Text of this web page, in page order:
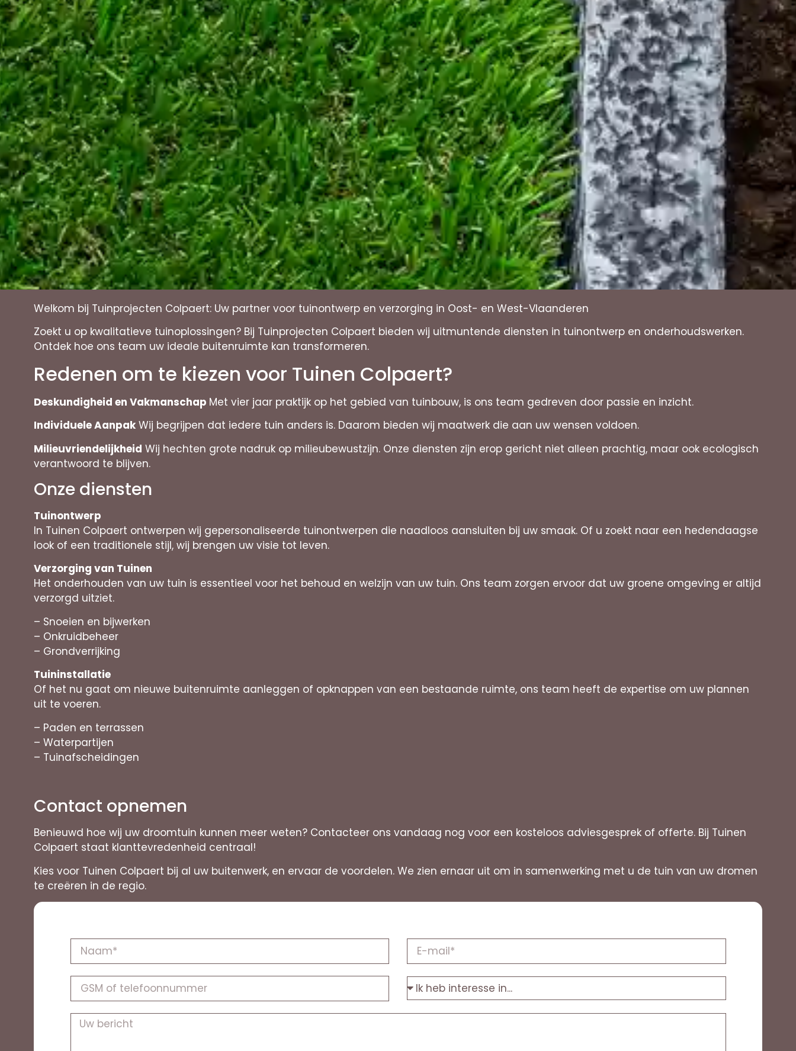
Welkom bij Tuinprojecten Colpaert: Uw partner voor tuinontwerp en verzorging in Oost- en West-Vlaanderen
Zoekt u op kwalitatieve tuinoplossingen? Bij Tuinprojecten Colpaert bieden wij uitmuntende diensten in tuinontwerp en onderhoudswerken.
Ontdek hoe ons team uw ideale buitenruimte kan transformeren.
Redenen om te kiezen voor Tuinen Colpaert?
Deskundigheid en Vakmanschap Met vier jaar praktijk op het gebied van tuinbouw, is ons team gedreven door passie en inzicht.
Individuele Aanpak Wij begrijpen dat iedere tuin anders is. Daarom bieden wij maatwerk die aan uw wensen voldoen.
Milieuvriendelijkheid Wij hechten grote nadruk op milieubewustzijn. Onze diensten zijn erop gericht niet alleen prachtig, maar ook ecologisch
verantwoord te blijven.
Onze diensten
Tuinontwerp
In Tuinen Colpaert ontwerpen wij gepersonaliseerde tuinontwerpen die naadloos aansluiten bij uw smaak. Of u zoekt naar een hedendaagse
look of een traditionele stijl, wij brengen uw visie tot leven.
Verzorging van Tuinen
Het onderhouden van uw tuin is essentieel voor het behoud en welzijn van uw tuin. Ons team zorgen ervoor dat uw groene omgeving er altijd
verzorgd uitziet.
– Snoeien en bijwerken
– Onkruidbeheer
– Grondverrijking
Tuininstallatie
Of het nu gaat om nieuwe buitenruimte aanleggen of opknappen van een bestaande ruimte, ons team heeft de expertise om uw plannen
uit te voeren.
– Paden en terrassen
– Waterpartijen
– Tuinafscheidingen
Contact opnemen
Benieuwd hoe wij uw droomtuin kunnen meer weten? Contacteer ons vandaag nog voor een kosteloos adviesgesprek of offerte. Bij Tuinen
Colpaert staat klanttevredenheid centraal!
Kies voor Tuinen Colpaert bij al uw buitenwerk, en ervaar de voordelen. We zien ernaar uit om in samenwerking met u de tuin van uw dromen
te creëren in de regio.